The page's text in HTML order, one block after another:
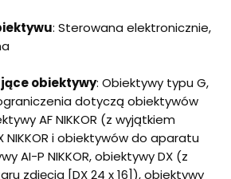
: Sterowana elektronicznie,
obiektywy: Obiektywy typu G,
dotyczą obiektywów
AF NIKKOR (z wyjątkiem
NIKKOR i obiektywów do aparatu
AI-P NIKKOR, obiektywy DX (z
zdjęcia [DX 24 x 16]), obiektywy